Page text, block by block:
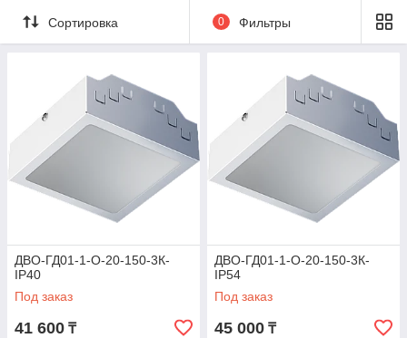
Сортировка 0 Фильтры
ДВО-ГД01-1-О-20-150-3К-
IP40
Под заказ
41 600 ₸
ДВО-ГД01-1-О-20-150-3К-
IP54
Под заказ
45 000 ₸